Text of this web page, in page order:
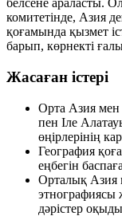
белсене араласты.
комитетінде, Азия
қоғамында қызмет
барып, көрнекті
Жасаған істері
Орта Азия
пен Іле
өңірлерінің
География
еңбегін
Орталық Азия
этнографиясы
дәрістер